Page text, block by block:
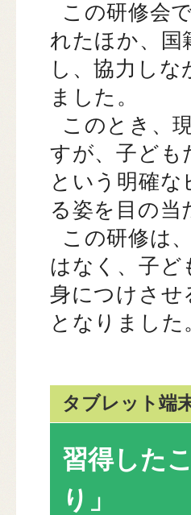
この研修会
れたほか、国
し、協力し
ました。
このとき、
すが、子ども
という明確
る姿を目の当
この研修は
はなく、子ど
身につけさせ
となりました
タブレット端
習得した
り」